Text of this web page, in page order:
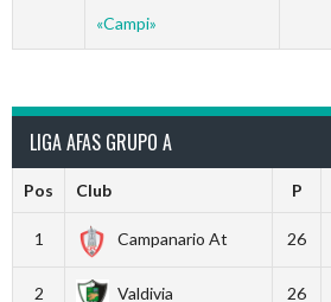
«Campi»
LIGA AFAS GRUPO A
Pos Club P
1 Campanario At 26
2 Valdivia 26